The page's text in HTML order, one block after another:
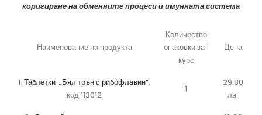
коригиране на обменните процеси и имунната система
Наименование на продукта
Количество
опаковки за 1
курс
Цена
1. Таблетки „Бял трън с рибофлавин“,
код 113012
1
29.80
лв.